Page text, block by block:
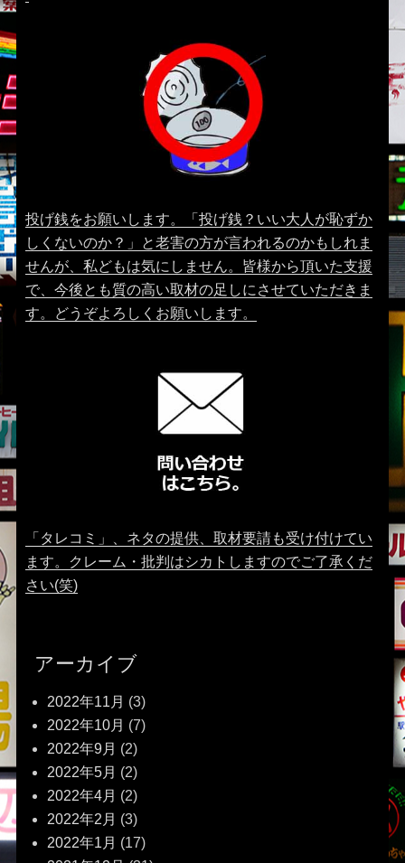
投げ銭をお願いします。「投げ銭？いい大人が恥ずか
しくないのか？」と老害の方が言われるのかもしれま
せんが、私どもは気にしません。皆様から頂いた支援
で、今後とも質の高い取材の足しにさせていただきま
す。どうぞよろしくお願いします。
「タレコミ」、ネタの提供、取材要請も受け付けてい
ます。クレーム・批判はシカトしますのでご了承くだ
さい(笑)
アーカイブ
2022年11月 (3)
2022年10月 (7)
2022年9月 (2)
2022年5月 (2)
2022年4月 (2)
2022年2月 (3)
2022年1月 (17)